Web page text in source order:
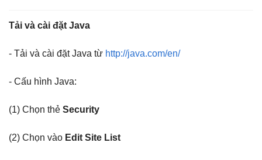
Tải và cài đặt Java
- Tải và cài đặt Java từ http://java.com/en/
- Cấu hình Java:
(1) Chọn thẻ Security
(2) Chọn vào Edit Site List